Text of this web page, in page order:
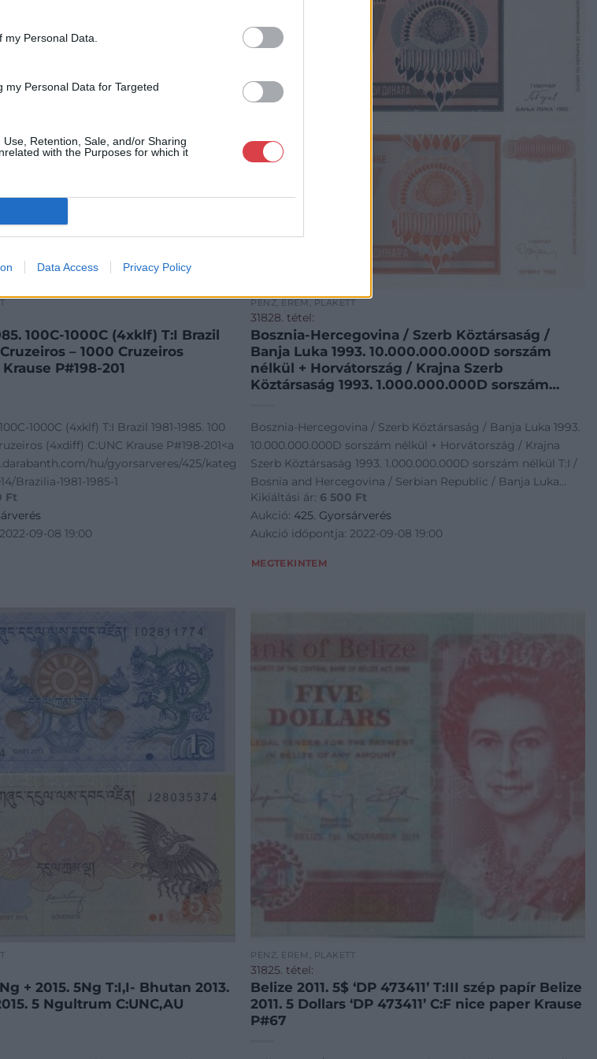
Personal Data.
Personal Data for Targeted
Retention, Sale, and/or Sharing
with the Purposes for which it
Data Access Privacy Policy
100C-1000C (4xklf) T:I Brazil
Cruzeiros – 1000 Cruzeiros
P#198-201
1000C (4xklf) T:I Brazil 1981-1985. 100
(4xdiff) C:UNC Krause P#198-201<a
hu/gyorsarveres/425/kategoriak~Numizmatika/Kulfoldi-
Brazilia-1981-1985-1
Ft
09-08 19:00
PÉNZ, ÉREM, PLAKETT
31828. tétel:
Bosznia-Hercegovina / Szerb Köztársaság /
Banja Luka 1993. 10.000.000.000D sorszám
nélkül + Horvátország / Krajna Szerb
Köztársaság 1993. 1.000.000.000D sorszám
Bosznia-Hercegovina / Szerb Köztársaság / Banja Luka 1993.
10.000.000.000D sorszám nélkül + Horvátország / Krajna
Szerb Köztársaság 1993. 1.000.000.000D sorszám nélkül T:I /
Bosnia and Hercegovina / Serbian Republic / Banja Luka
1993. 10.000.000.000 Dinar
Kikiáltási ár: 6 500 Ft
Aukció: 425. Gyorsárverés
Aukció időpontja: 2022-09-08 19:00
MEGTEKINTEM
+ 2015. 5Ng T:I,I- Bhutan 2013.
5 Ngultrum C:UNC,AU
PÉNZ, ÉREM, PLAKETT
31825. tétel:
Belize 2011. 5$ ‘DP 473411’ T:III szép papír Belize
2011. 5 Dollars ‘DP 473411’ C:F nice paper Krause
P#67